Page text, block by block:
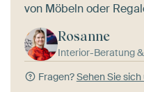
von Möbeln oder
Rosanne
Interior-Beratung
Fragen?Sehen Sie sich